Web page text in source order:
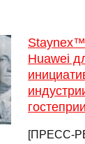
Staynex™
Huawei
[ПРЕСС-